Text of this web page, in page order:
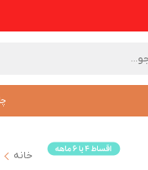
خانه